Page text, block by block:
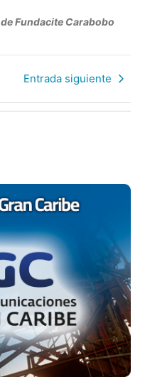
de Fundacite Carabobo
Entrada siguiente